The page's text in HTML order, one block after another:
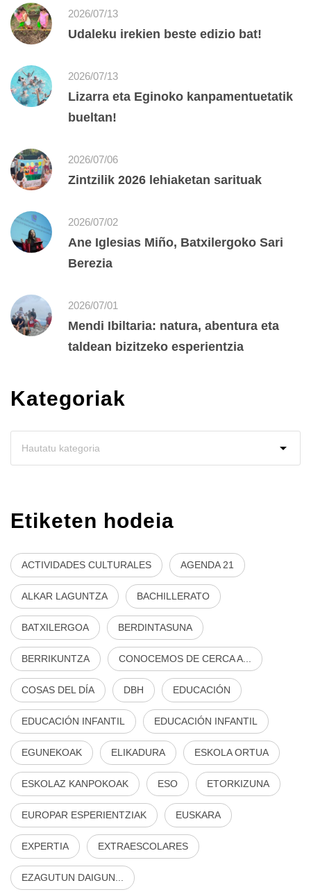
2026/07/13
Udaleku irekien beste edizio bat!
2026/07/13
Lizarra eta Eginoko kanpamentuetatik
bueltan!
2026/07/06
Zintzilik 2026 lehiaketan sarituak
2026/07/02
Ane Iglesias Miño, Batxilergoko Sari
Berezia
2026/07/01
Mendi Ibiltaria: natura, abentura eta
taldean bizitzeko esperientzia
Kategoriak
Etiketen hodeia
ACTIVIDADES CULTURALES AGENDA 21
ALKAR LAGUNTZA BACHILLERATO
BATXILERGOA BERDINTASUNA
BERRIKUNTZA CONOCEMOS DE CERCA A...
COSAS DEL DÍA DBH EDUCACIÓN
EDUCACIÓN INFANTIL EDUCACIÓN INFANTIL
EGUNEKOAK ELIKADURA ESKOLA ORTUA
ESKOLAZ KANPOKOAK ESO ETORKIZUNA
EUROPAR ESPERIENTZIAK EUSKARA
EXPERTIA EXTRAESCOLARES
EZAGUTUN DAIGUN...